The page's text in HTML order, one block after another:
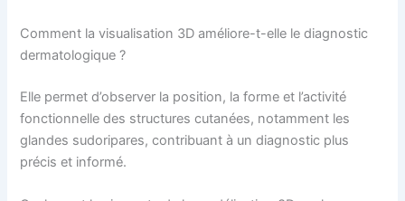
Comment la visualisation 3D améliore-t-elle le diagnostic
dermatologique ?
Elle permet d’observer la position, la forme et l’activité
fonctionnelle des structures cutanées, notamment les
glandes sudoripares, contribuant à un diagnostic plus
précis et informé.